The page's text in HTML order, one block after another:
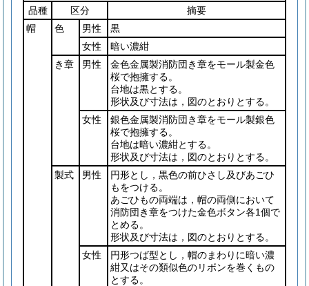
品種
区分
摘要
帽
色 男性
黒
女性
暗い濃紺
き章
男性
金色金属製消防団き章をモール製金色
桜で抱擁する。
台地は黒とする。
形状及び寸法は，図のとおりとする。
女性
銀色金属製消防団き章をモール製銀色
桜で抱擁する。
台地は暗い濃紺とする。
形状及び寸法は，図のとおりとする。
製式
男性
円形とし，黒色の前ひさし及びあごひ
もをつける。
あごひもの両端は，帽の両側において
消防団き章をつけた金色ボタン各1個で
とめる。
形状及び寸法は，図のとおりとする。
女性
円形つば型とし，帽のまわりに暗い濃
紺又はその類似色のリボンを巻くもの
とする。